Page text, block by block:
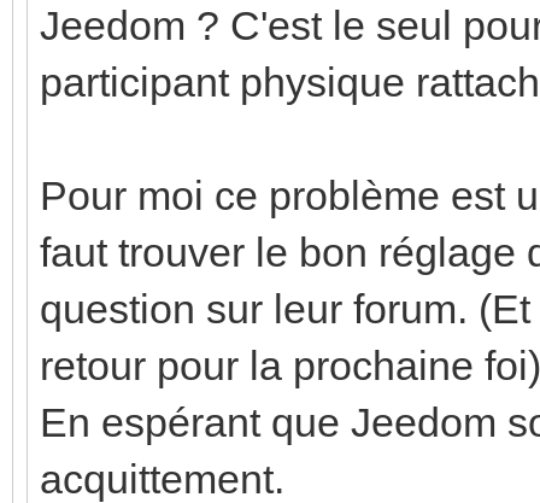
Jeedom ? C'est le seul
participant physique
Pour moi ce problème est
faut trouver le bon réglage
question sur leur forum.
retour pour la prochaine
En espérant que Jeedom
acquittement.